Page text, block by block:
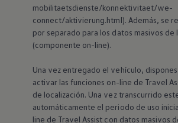
mobilitaetsdienste/konnektivitaet/we-
connect/aktivierung.html). Además, se
por separado para los datos masivos de
(componente on-line).
Una vez entregado el vehículo,
activar las funciones on-line de Travel
de localización. Una vez transcurrido
automáticamente el periodo de uso
line de Travel Assist con datos masivos